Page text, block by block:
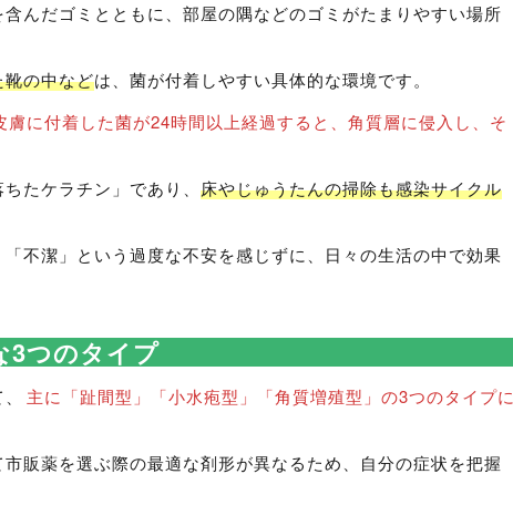
んだゴミとともに、部屋の隅などのゴミがたまりやすい場所
の中などは、菌が付着しやすい具体的な環境です。
膚に付着した菌が24時間以上経過すると、角質層に侵入し、そ
たケラチン」であり、 床やじゅうたんの掃除も感染サイクル
不潔」という過度な不安を感じずに、日々の生活の中で効果
3つのタイプ
主に「趾間型」「小水疱型」「角質増殖型」の3つのタイプに
販薬を選ぶ際の最適な剤形が異なるため、自分の症状を把握